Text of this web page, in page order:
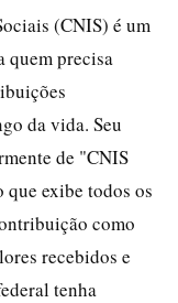
(CNIS) é um
quem precisa
da vida. Seu
de "CNIS
exibe todos os
como
recebidos e
tenha